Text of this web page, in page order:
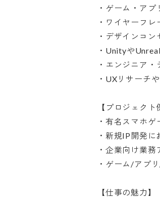
・ゲーム・ア
・ワイヤーフ
・デザインコ
・Unityや
・エンジニア
・UXリサーチ
【プロジェクト
・有名スマホ
・新規IP開発
・企業向け業
・ゲーム/アプ
【仕事の魅力】